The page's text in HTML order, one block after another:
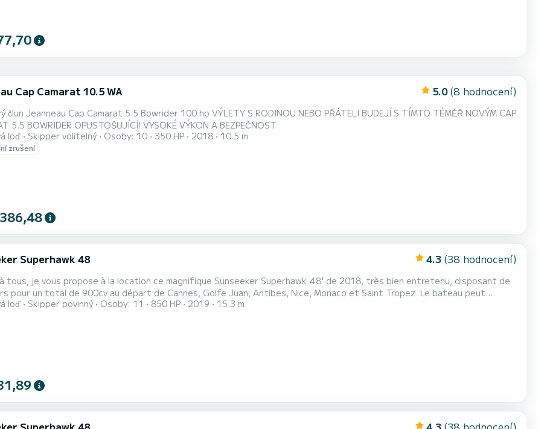
Cap Camarat 10.5 WA 5.0 (8 hodnocení)
Cap Camarat 5.5 Bowrider 100 hp VÝLETY S RODINOU NEBO PŘÁTELI BUDEJÍ S TÍMTO TÉMĚŘ NOVÝM CAP
5.5 BOWRIDER OPUSTOŠUJÍCÍ! VYSOKÉ VÝKON A BEZPEČNOST
loď
Skipper volitelný Osoby: 10 350 HP 2018 10.5 m
zrušení
Superhawk 48 4.3 (38 hodnocení)
48' de 2018, très bien entretenu, disposant de
pour un total de 900cv au départ de Cannes, Golfe Juan, Antibes, Nice, Monaco et Saint Tropez. Le bateau peut
jusqu'à 11 personnes + le skipper. Il est tout équipé et dispose d'un grand confort pour une sortie entre amis ou en
loď Skipper povinný Osoby: 11 850 HP 2019 15.3 m